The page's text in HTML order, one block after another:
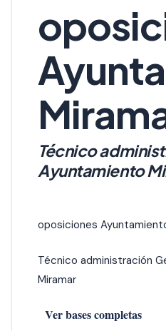
Técnico
Ayuntamiento
oposiciones
Técnico administración
Miramar
Ver bases completas